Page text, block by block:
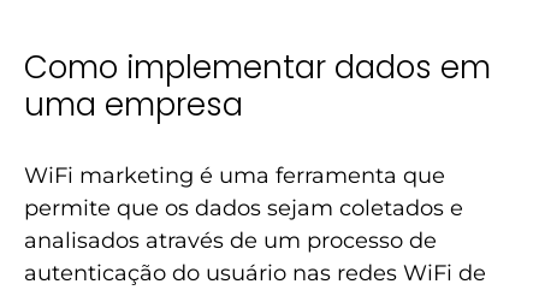
Como implementar dados em
uma empresa
WiFi marketing é uma ferramenta que
permite que os dados sejam coletados e
analisados através de um processo de
autenticação do usuário nas redes WiFi de